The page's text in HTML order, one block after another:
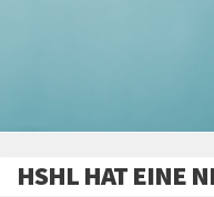
HSHL HAT EINE